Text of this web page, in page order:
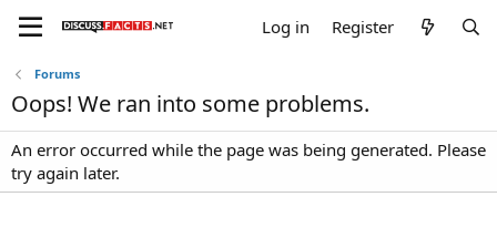
Log in Register
Forums
Oops! We ran into some problems.
An error occurred while the page was being generated. Please
try again later.